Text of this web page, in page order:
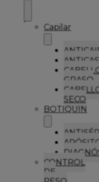
Capilar
GRASO
SECO
BOTIQUIN
CONTROL
DE